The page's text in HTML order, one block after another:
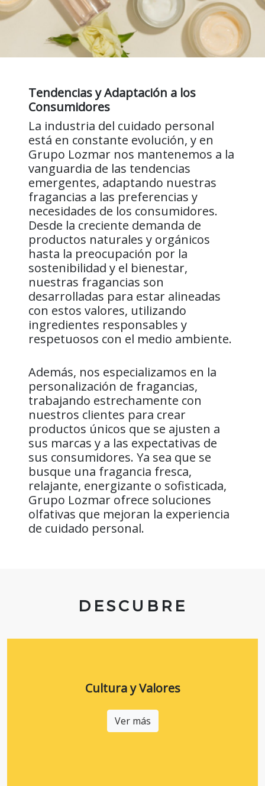
Tendencias y Adaptación a los
Consumidores
La industria del cuidado personal
está en constante evolución, y en
Grupo Lozmar nos mantenemos a la
vanguardia de las tendencias
emergentes, adaptando nuestras
fragancias a las preferencias y
necesidades de los consumidores.
Desde la creciente demanda de
productos naturales y orgánicos
hasta la preocupación por la
sostenibilidad y el bienestar,
nuestras fragancias son
desarrolladas para estar alineadas
con estos valores, utilizando
ingredientes responsables y
respetuosos con el medio ambiente.
Además, nos especializamos en la
personalización de fragancias,
trabajando estrechamente con
nuestros clientes para crear
productos únicos que se ajusten a
sus marcas y a las expectativas de
sus consumidores. Ya sea que se
busque una fragancia fresca,
relajante, energizante o sofisticada,
Grupo Lozmar ofrece soluciones
olfativas que mejoran la experiencia
de cuidado personal.
DESCUBRE
Cultura y Valores
Ver más